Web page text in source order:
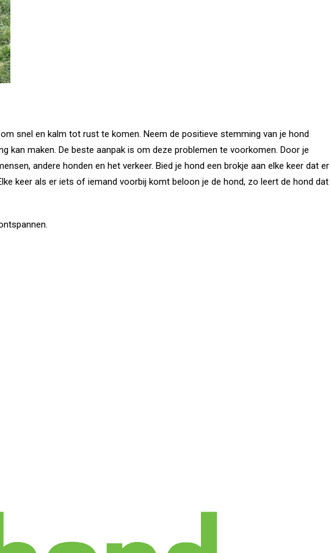
snel en kalm tot rust te komen. Neem de positieve stemming van je hond
kan maken. De beste aanpak is om deze problemen te voorkomen. Door je
andere honden en het verkeer. Bied je hond een brokje aan elke keer dat er
keer als er iets of iemand voorbij komt beloon je de hond, zo leert de hond dat